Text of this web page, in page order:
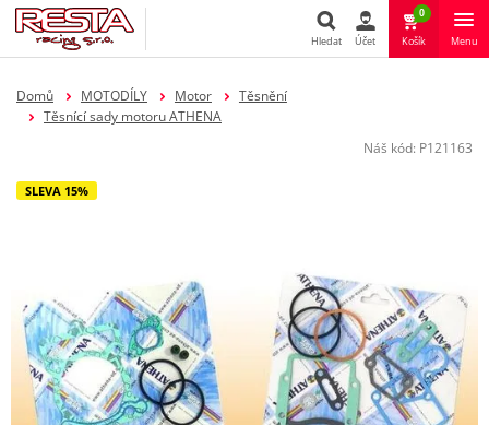
Hledat Účet
0
Košík Menu
Domů MOTODÍLY Motor
Těsnění
Těsnící sady motoru ATHENA
Náš kód: P121163
SLEVA 15%